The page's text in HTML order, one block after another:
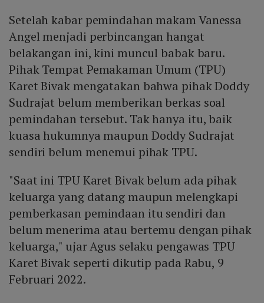
Setelah kabar pemindahan makam Vanessa
Angel menjadi perbincangan hangat
belakangan ini, kini muncul babak baru.
Pihak Tempat Pemakaman Umum (TPU)
Karet Bivak mengatakan bahwa pihak Doddy
Sudrajat belum memberikan berkas soal
pemindahan tersebut. Tak hanya itu, baik
kuasa hukumnya maupun Doddy Sudrajat
sendiri belum menemui pihak TPU.
"Saat ini TPU Karet Bivak belum ada pihak
keluarga yang datang maupun melengkapi
pemberkasan pemindaan itu sendiri dan
belum menerima atau bertemu dengan pihak
keluarga," ujar Agus selaku pengawas TPU
Karet Bivak seperti dikutip pada Rabu, 9
Februari 2022.